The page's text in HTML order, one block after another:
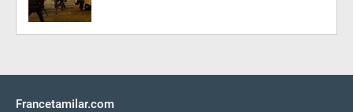
Francetamilar.com